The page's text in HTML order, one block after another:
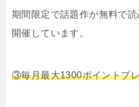
期間限定で話題作が無料で
開催しています。
③毎月最大1300ポイントプ